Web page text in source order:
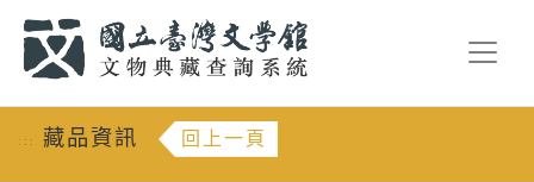
::: 藏品資訊 回上一頁